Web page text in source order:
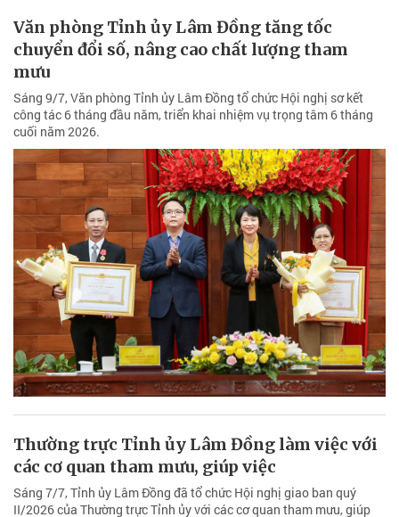
Văn phòng Tỉnh ủy Lâm Đồng tăng tốc
chuyển đổi số, nâng cao chất lượng tham
mưu
Sáng 9/7, Văn phòng Tỉnh ủy Lâm Đồng tổ chức Hội nghị sơ kết
công tác 6 tháng đầu năm, triển khai nhiệm vụ trọng tâm 6 tháng
cuối năm 2026.
Thường trực Tỉnh ủy Lâm Đồng làm việc với
các cơ quan tham mưu, giúp việc
Sáng 7/7, Tỉnh ủy Lâm Đồng đã tổ chức Hội nghị giao ban quý
II/2026 của Thường trực Tỉnh ủy với các cơ quan tham mưu, giúp